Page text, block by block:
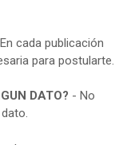
cada publicación
para postularte.
DATO? - No